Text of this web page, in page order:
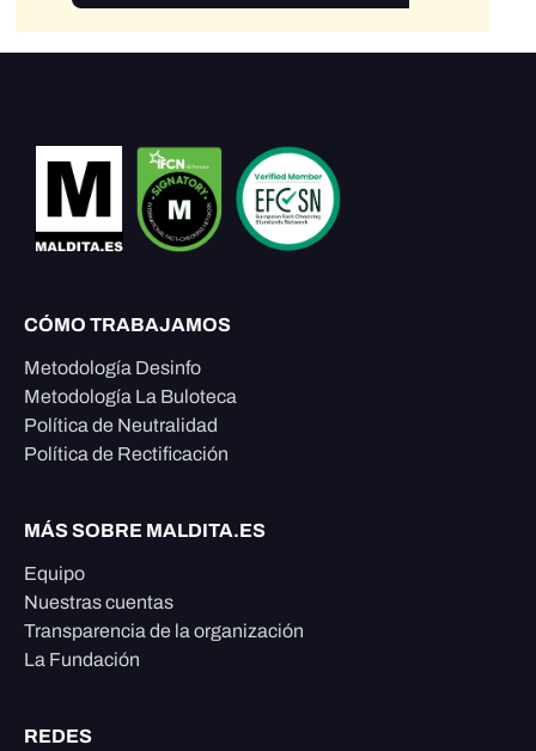
CÓMO TRABAJAMOS
Metodología Desinfo
Metodología La Buloteca
Política de Neutralidad
Política de Rectificación
MÁS SOBRE MALDITA.ES
Equipo
Nuestras cuentas
Transparencia de la organización
La Fundación
REDES